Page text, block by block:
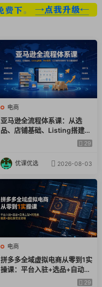
电商
亚马逊全流程体系课：从选
品、店铺基础、Listing搭建、
FBA备货、后台操作到站内广29
优课优选 2026-08-03
电商
拼多多全域虚拟电商从零到1实
操课：平台入驻+选品+自动上
架+阿奇索配置+自动发货全流
29